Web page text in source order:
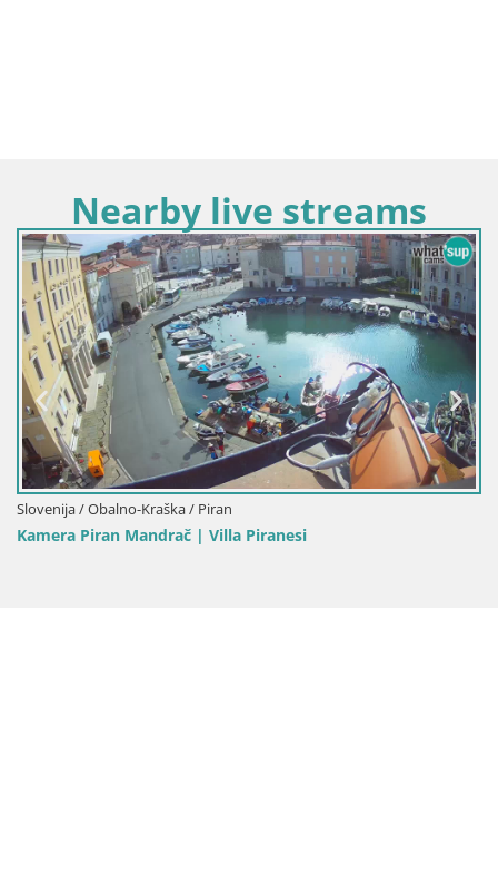
Nearby live streams
Slovenija / Obalno-Kraška / Piran
Kamera Piran Mandrač | Villa Piranesi